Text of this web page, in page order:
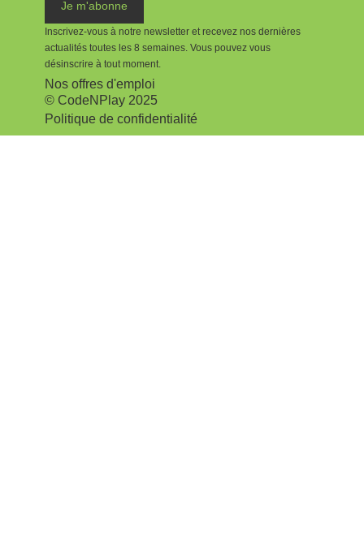
Je m'abonne
Inscrivez-vous à notre newsletter et recevez nos dernières
actualités toutes les 8 semaines. Vous pouvez vous
désinscrire à tout moment.
Nos offres d'emploi
© CodeNPlay 2025
Politique de confidentialité